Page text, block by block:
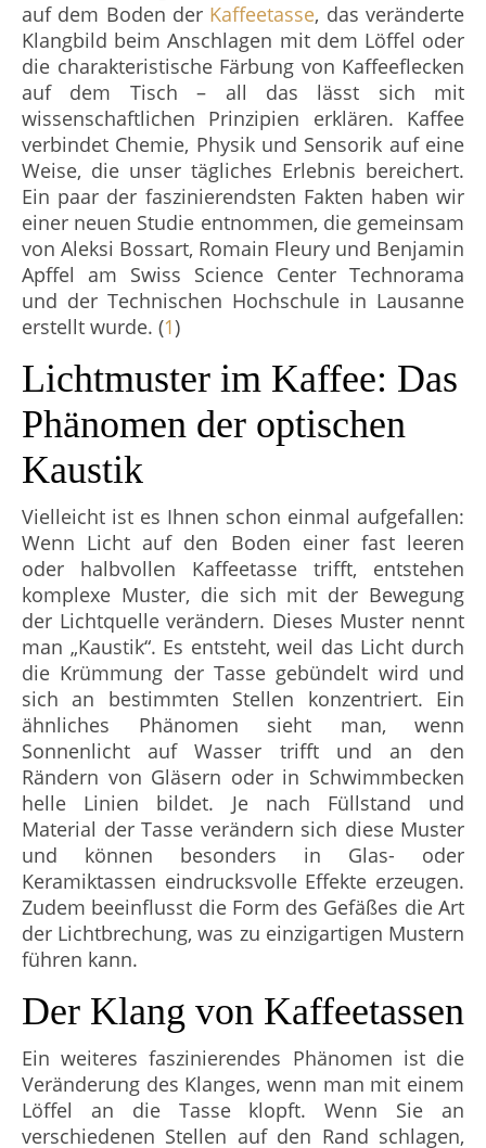
auf dem Boden der Kaffeetasse, das veränderte
Klangbild beim Anschlagen mit dem Löffel oder
die charakteristische Färbung von Kaffeeflecken
auf dem Tisch – all das lässt sich mit
wissenschaftlichen Prinzipien erklären. Kaffee
verbindet Chemie, Physik und Sensorik auf eine
Weise, die unser tägliches Erlebnis bereichert.
Ein paar der faszinierendsten Fakten haben wir
einer neuen Studie entnommen, die gemeinsam
von Aleksi Bossart, Romain Fleury und Benjamin
Apffel am Swiss Science Center Technorama
und der Technischen Hochschule in Lausanne
erstellt wurde. (1)
Lichtmuster im Kaffee: Das
Phänomen der optischen
Kaustik
Vielleicht ist es Ihnen schon einmal aufgefallen:
Wenn Licht auf den Boden einer fast leeren
oder halbvollen Kaffeetasse trifft, entstehen
komplexe Muster, die sich mit der Bewegung
der Lichtquelle verändern. Dieses Muster nennt
man „Kaustik“. Es entsteht, weil das Licht durch
die Krümmung der Tasse gebündelt wird und
sich an bestimmten Stellen konzentriert. Ein
ähnliches Phänomen sieht man, wenn
Sonnenlicht auf Wasser trifft und an den
Rändern von Gläsern oder in Schwimmbecken
helle Linien bildet. Je nach Füllstand und
Material der Tasse verändern sich diese Muster
und können besonders in Glas- oder
Keramiktassen eindrucksvolle Effekte erzeugen.
Zudem beeinflusst die Form des Gefäßes die Art
der Lichtbrechung, was zu einzigartigen Mustern
führen kann.
Der Klang von Kaffeetassen
Ein weiteres faszinierendes Phänomen ist die
Veränderung des Klanges, wenn man mit einem
Löffel an die Tasse klopft. Wenn Sie an
verschiedenen Stellen auf den Rand schlagen,